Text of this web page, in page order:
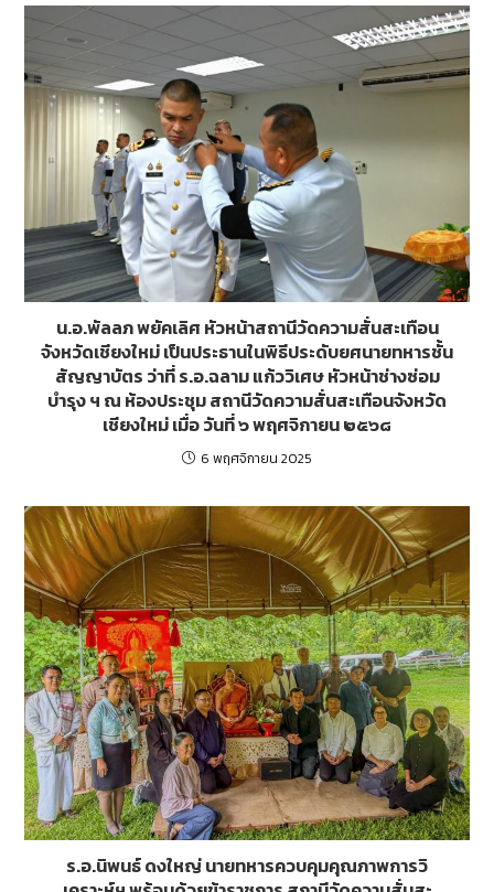
o
k er
น.อ.พัลลภ พยัคเลิศ หัวหน้าสถานีวัดความสั่นสะเทือน
จังหวัดเชียงใหม่ เป็นประธานในพิธีประดับยศนายทหารชั้น
สัญญาบัตร ว่าที่ ร.อ.ฉลาม แก้ววิเศษ หัวหน้าช่างซ่อม
บำรุง ฯ ณ ห้องประชุม สถานีวัดความสั่นสะเทือนจังหวัด
เชียงใหม่ เมื่อ วันที่ ๖ พฤศจิกายน ๒๕๖๘
6 พฤศจิกายน 2025
ร.อ.นิพนธ์ ดงใหญ่ นายทหารควบคุมคุณภาพการวิ